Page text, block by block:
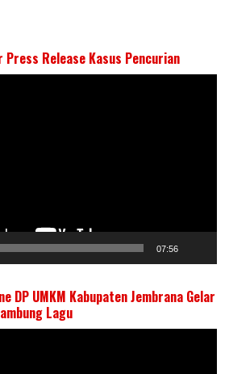
Press Release Kasus Pencurian
07:56
DP UMKM Kabupaten Jembrana Gelar
Lagu